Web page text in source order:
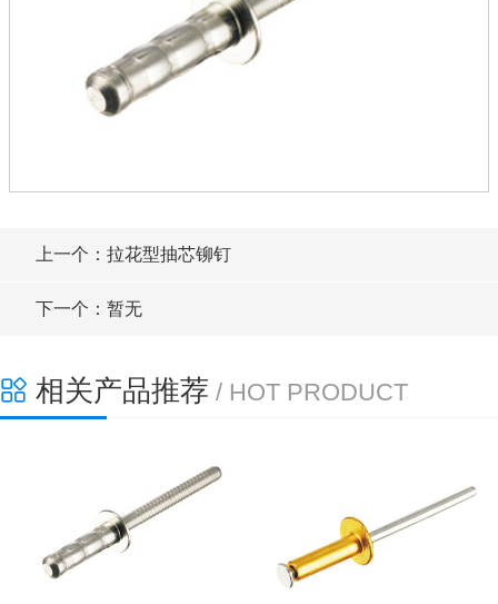
上一个：拉花型抽芯铆钉
下一个：暂无
相关产品推荐 / HOT PRODUCT